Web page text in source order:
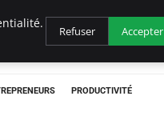
PRODUCTIVITÉ
Refuser Accepter